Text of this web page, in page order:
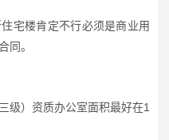
宅楼肯定不行必须是商业用
同。
级）资质办公室面积最好在1